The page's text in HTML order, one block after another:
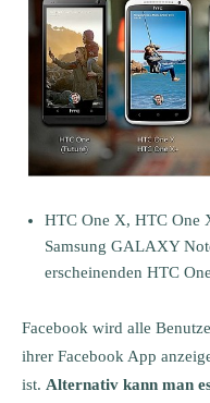
HTC One X, HTC One
Samsung GALAXY
erscheinenden HTC
Facebook wird alle
ihrer Facebook App
ist. Alternativ kann man